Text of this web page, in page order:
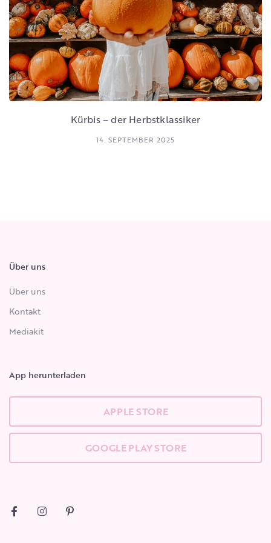
Kürbis – der Herbstklassiker
14. SEPTEMBER 2025
Über uns
Über uns
Kontakt
Mediakit
App herunterladen
APPLE STORE
GOOGLE PLAY STORE